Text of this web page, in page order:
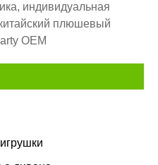
индивидуальная
плюшевый
OEM